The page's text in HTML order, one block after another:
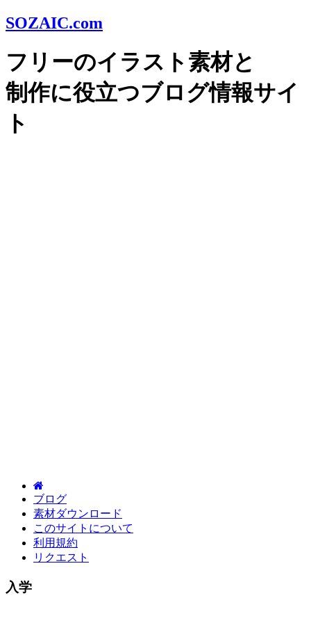
SOZAIC.com
フリーのイラスト素材と
制作に役立つブログ情報サイ
ト
ブログ
素材ダウンロード
このサイトについて
利用規約
リクエスト
入学